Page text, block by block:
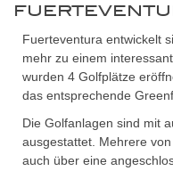
Fuerteventura entwickelt
mehr zu einem
wurden 4 Golfplätze
das entsprechende
Die Golfanlagen sind mit
ausgestattet. Mehrere
auch über eine